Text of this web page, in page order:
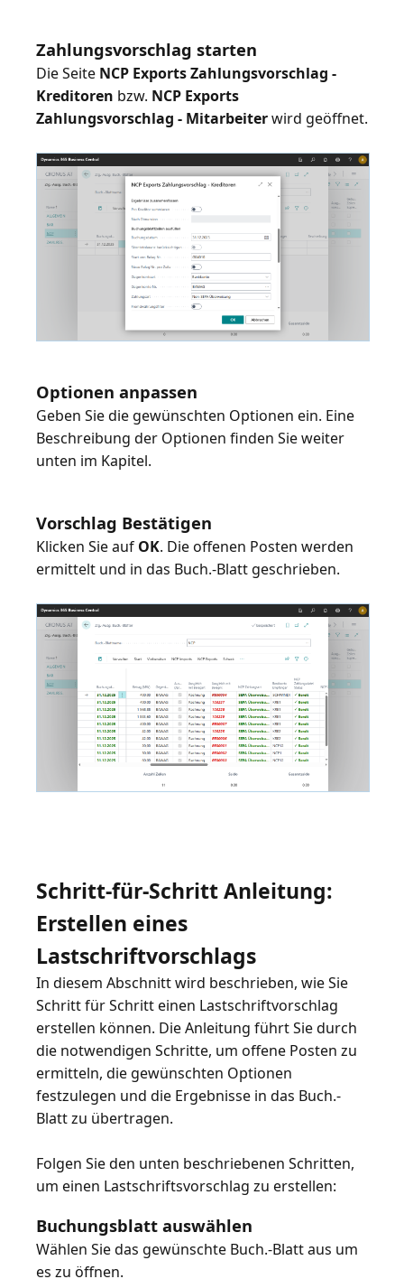
Zahlungsvorschlag starten
Die Seite NCP Exports Zahlungsvorschlag -
Kreditoren bzw. NCP Exports
Zahlungsvorschlag - Mitarbeiterwird geöffnet.
Optionen anpassen
Geben Sie die gewünschten Optionen ein. Eine
Beschreibung der Optionen finden Sie weiter
unten im Kapitel.
Vorschlag Bestätigen
Klicken Sie auf OK. Die offenen Posten werden
ermittelt und in das Buch.-Blatt geschrieben.
Schritt-für-Schritt Anleitung:
Erstellen eines
Lastschriftvorschlags
In diesem Abschnitt wird beschrieben, wie Sie
Schritt für Schritt einen Lastschriftvorschlag
erstellen können. Die Anleitung führt Sie durch
die notwendigen Schritte, um offene Posten zu
ermitteln, die gewünschten Optionen
festzulegen und die Ergebnisse in das Buch.-
Blatt zu übertragen.
Folgen Sie den unten beschriebenen Schritten,
Buchungsblatt auswählen
Wählen Sie das gewünschte Buch.-Blatt aus um
es zu öffnen.